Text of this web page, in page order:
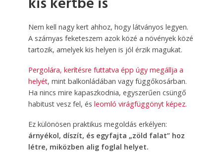
Nem kell nagy kert ahhoz, hogy látványos legyen.
A szárnyas feketeszem azok közé a növények közé
tartozik, amelyek kis helyen is jól érzik magukat.
Pergolára, kerítésre futtatva épp úgy megállja a
helyét, mint balkonládában vagy függőkosárban.
Ha nincs mire kapaszkodnia, egyszerűen csüngő
habitust vesz fel, és leomló virágfüggönyt képez.
Ez különösen praktikus megoldás erkélyen:
árnyékol, díszít, és egyfajta „zöld falat” hoz
létre, miközben alig foglal helyet.